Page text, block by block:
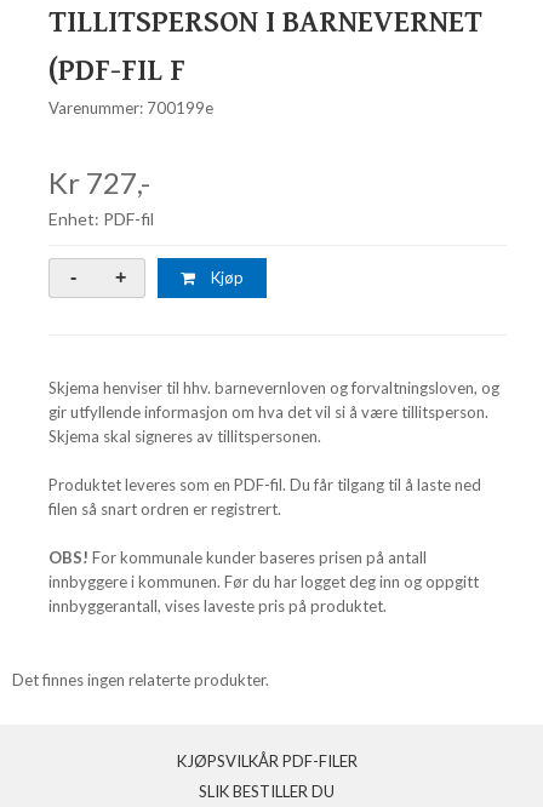
TILLITSPERSON I BARNEVERNET
(PDF-FIL F
Varenummer: 700199e
Kr 727,-
Enhet: PDF-fil
Kjøp
Skjema henviser til hhv. barnevernloven og forvaltningsloven, og
gir utfyllende informasjon om hva det vil si å være tillitsperson.
Skjema skal signeres av tillitspersonen.
Produktet leveres som en PDF-fil. Du får tilgang til å laste ned
filen så snart ordren er registrert.
OBS! For kommunale kunder baseres prisen på antall
innbyggere i kommunen. Før du har logget deg inn og oppgitt
innbyggerantall, vises laveste pris på produktet.
Det finnes ingen relaterte produkter.
KJØPSVILKÅR PDF-FILER
SLIK BESTILLER DU